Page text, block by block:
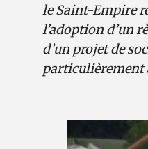
le Saint-Empire
l’adoption d’un
d’un projet de
particulièrement